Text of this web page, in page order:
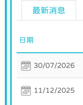
最新消息
日期
30/07/2026
11/12/2025